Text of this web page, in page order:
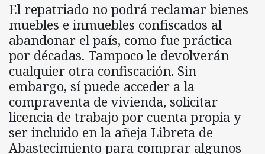
El repatriado no podrá reclamar bienes
muebles e inmuebles confiscados al
abandonar el país, como fue práctica
por décadas. Tampoco le devolverán
cualquier otra confiscación. Sin
embargo, sí puede acceder a la
compraventa de vivienda, solicitar
licencia de trabajo por cuenta propia y
ser incluido en la añeja Libreta de
Abastecimiento para comprar algunos